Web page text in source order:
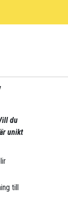
du
unikt
till